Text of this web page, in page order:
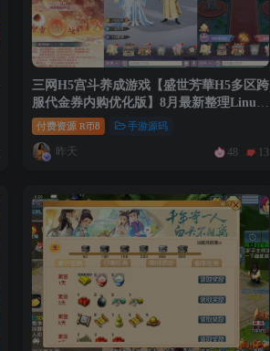
三网H5宫斗养成游戏【盛世芳華H5多区跨
服代金券内购优化版】8月最新整理Linux
手工服务端+CDK授权后台+全资源安卓
+详细搭建教程
付费资源 R币8 手游源码
昨天 48 13